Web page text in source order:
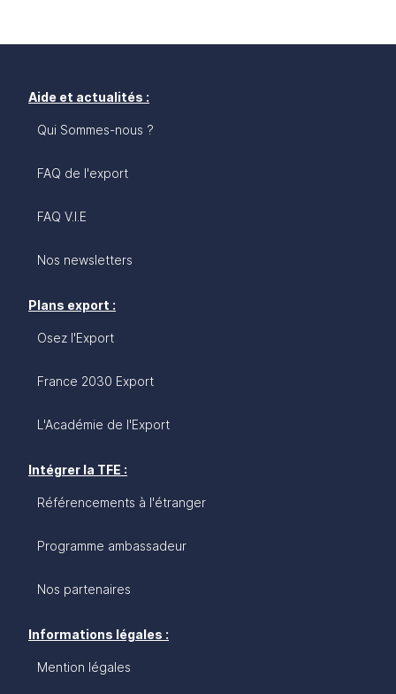
Aide et actualités :
Qui Sommes-nous ?
FAQ de l'export
FAQ V.I.E
Nos newsletters
Plans export :
Osez l'Export
France 2030 Export
L'Académie de l'Export
Intégrer la TFE :
Référencements à l'étranger
Programme ambassadeur
Nos partenaires
Informations légales :
Mention légales